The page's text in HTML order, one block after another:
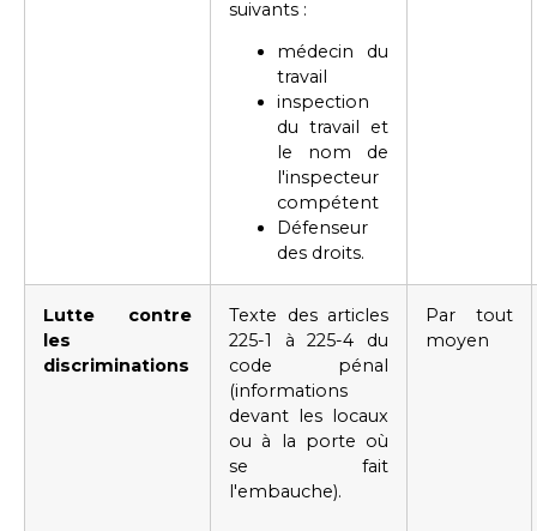
suivants :
médecin du
travail
inspection
du travail et
le nom de
l'inspecteur
compétent
Défenseur
des droits.
Lutte contre
les
discriminations
Texte des articles
225-1
à 225-4 du
code pénal
(informations
devant les locaux
ou à la porte où
se fait
l'embauche).
Par tout
moyen